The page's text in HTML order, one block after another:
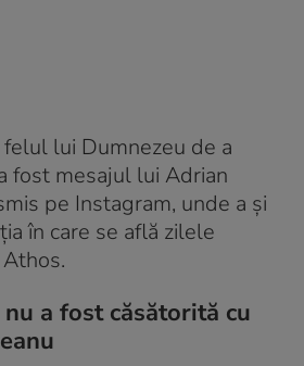
felul lui Dumnezeu de a
fost mesajul lui Adrian
pe Instagram, unde a și
în care se află zilele
a fost căsătorită cu